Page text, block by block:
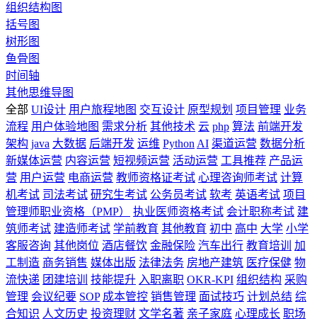
组织结构图
括号图
树形图
鱼骨图
时间轴
其他思维导图
全部 UI设计 用户旅程地图 交互设计 原型规划 项目管理 业务
流程 用户体验地图 需求分析 其他技术 云 php 算法 前端开发
架构 java 大数据 后端开发 运维 Python AI 渠道运营 数据分析
新媒体运营 内容运营 短视频运营 活动运营 工具推荐 产品运
营 用户运营 电商运营 教师资格证考试 心理咨询师考试 计算
机考试 司法考试 研究生考试 公务员考试 软考 英语考试 项目
管理师职业资格（PMP）
执业医师资格考试 会计职称考试 建
筑师考试 建造师考试 学前教育 其他教育 初中 高中 大学 小学
客服咨询 其他岗位 酒店餐饮 金融保险 汽车出行 教育培训
加
工制造 商务销售 媒体出版 法律法务 房地产建筑 医疗保健 物
流快递 团建培训 技能提升 入职离职 OKR-KPI 组织结构 采购
管理 会议纪要 SOP 成本管控 销售管理 面试技巧 计划总结 综
合知识 人文历史 投资理财 文学名著 亲子家庭 心理成长 职场